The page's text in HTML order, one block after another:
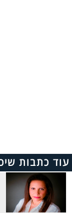
עוד כתבות